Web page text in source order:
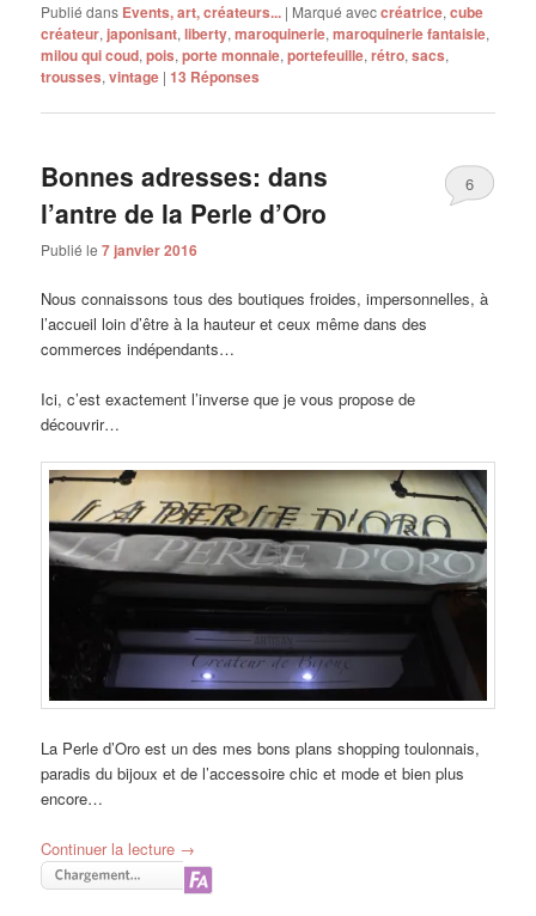
Publié dans Events, art, créateurs... | Marqué aveccréatrice,cube
créateur,japonisant,liberty,maroquinerie,maroquinerie fantaisie,
milou qui coud,pois,porte monnaie,portefeuille,rétro,sacs,
trousses,vintage |13 Réponses
Bonnes adresses: dans
l’antre de la Perle d’Oro
Publié le7 janvier 2016
6
Nous connaissons tous des boutiques froides, impersonnelles, à
l’accueil loin d’être à la hauteur et ceux même dans des
commerces indépendants…
Ici, c’est exactement l’inverse que je vous propose de
découvrir…
La Perle d’Oro est un des mes bons plans shopping toulonnais,
paradis du bijoux et de l’accessoire chic et mode et bien plus
encore…
Continuer la lecture →